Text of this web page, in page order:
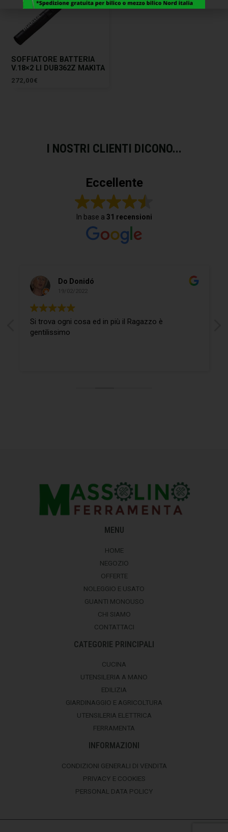
SOFFIATORE BATTERIA
V.18×2 LI DUB362Z MAKITA
272,00€
I NOSTRI CLIENTI DICONO...
Eccellente
In base a 31 recensioni
Do Donidó
19/02/2022
Si trova ogni cosa ed in più il Ragazzo è
gentilissimo
MENU
HOME
NEGOZIO
OFFERTE
NOLEGGIO E USATO
GUANTI MONOUSO
CHI SIAMO
CONTATTACI
CATEGORIE PRINCIPALI
CUCINA
UTENSILERIA A MANO
EDILIZIA
GIARDINAGGIO E AGRICOLTURA
UTENSILERIA ELETTRICA
FERRAMENTA
INFORMAZIONI
CONDIZIONI GENERALI DI VENDITA
PRIVACY E COOKIES
PERSONAL DATA POLICY